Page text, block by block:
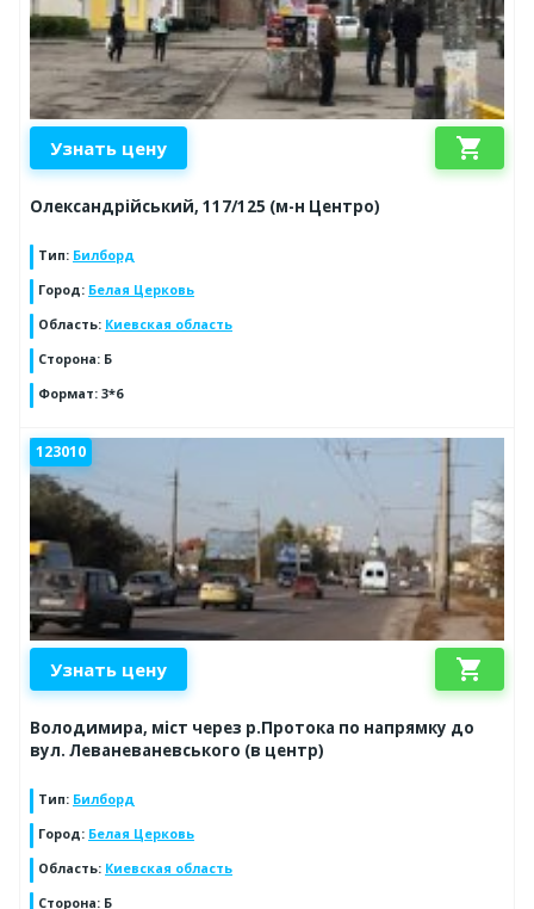
Узнать цену shopping_cart
Олександрійський, 117/125 (м-н Центро)
Тип: Билборд
Город: Белая Церковь
Область: Киевская область
Сторона: Б
Формат: 3*6
123010
Узнать цену shopping_cart
Володимира, міст через р.Протока по напрямку до
вул. Леваневаневського (в центр)
Тип: Билборд
Город: Белая Церковь
Область: Киевская область
Сторона: Б